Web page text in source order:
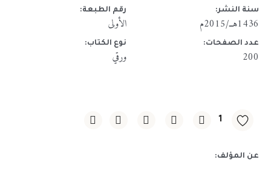
سنة النشر:
1436هــ/2015م
رقم الطبعة:
الأولى
عدد الصفحات:
200
نوع الكتاب:
ورقي
1
عن المؤلف: